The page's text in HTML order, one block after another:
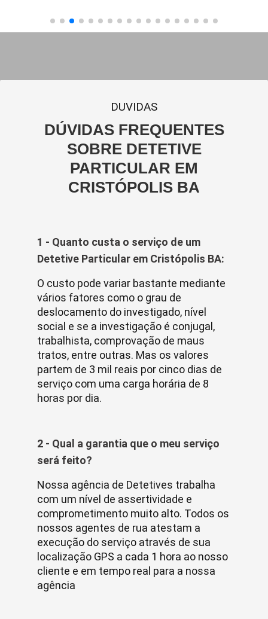
DUVIDAS
DÚVIDAS FREQUENTES
SOBRE DETETIVE
PARTICULAR EM
CRISTÓPOLIS BA
1 - Quanto custa o serviço de um
Detetive Particular em Cristópolis BA:
O custo pode variar bastante mediante
vários fatores como o grau de
deslocamento do investigado, nível
social e se a investigação é conjugal,
trabalhista, comprovação de maus
tratos, entre outras. Mas os valores
partem de 3 mil reais por cinco dias de
serviço com uma carga horária de 8
horas por dia.
2 - Qual a garantia que o meu serviço
será feito?
Nossa agência de Detetives trabalha
com um nível de assertividade e
comprometimento muito alto. Todos os
nossos agentes de rua atestam a
execução do serviço através de sua
localização GPS a cada 1 hora ao nosso
cliente e em tempo real para a nossa
agência